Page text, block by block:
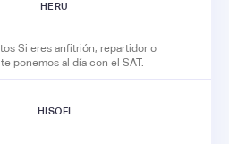
HERU
Si eres anfitrión, repartidor o
ponemos al día con el SAT.
HISOFI